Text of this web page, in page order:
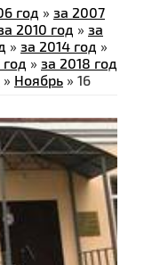
год » за 2007
2010 год » за
» за 2014 год »
год » за 2018 год
» Ноябрь » 16